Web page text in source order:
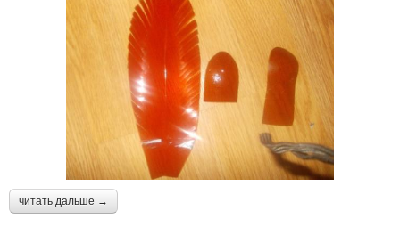
читать дальше →